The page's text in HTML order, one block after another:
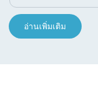
อ่านเพิ่มเติม